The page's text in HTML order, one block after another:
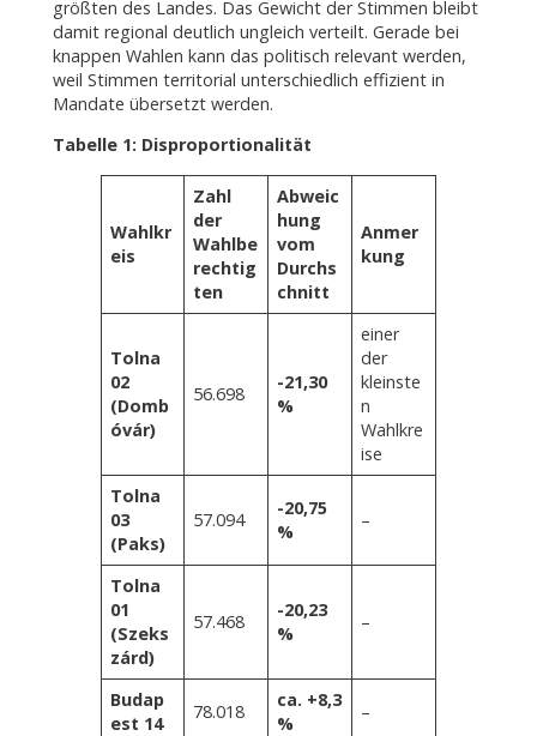
größten des Landes. Das Gewicht der Stimmen bleibt
damit regional deutlich ungleich verteilt. Gerade bei
knappen Wahlen kann das politisch relevant werden,
weil Stimmen territorial unterschiedlich effizient in
Mandate übersetzt werden.
Tabelle 1: Disproportionalität
Wahlkr
eis
Zahl
der
Wahlbe
rechtig
ten
Abweic
hung
vom
Durchs
chnitt
Anmer
kung
Tolna
02
(Domb
óvár)
56.698
-21,30
%
einer
der
kleinste
n
Wahlkre
ise
Tolna
03
(Paks)
57.094
-20,75
%
–
Tolna
01
(Szeks
zárd)
57.468
-20,23
%
–
Budap
est 14
78.018
ca. +8,3
%
–